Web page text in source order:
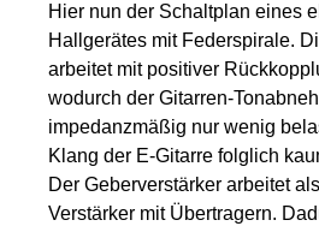
Hier nun der Schaltplan eines
Hallgerätes mit Federspirale.
arbeitet mit positiver
wodurch der Gitarren-
impedanzmäßig nur wenig
Klang der E-Gitarre folglich
Der Geberverstärker arbeitet
Verstärker mit Übertragern.